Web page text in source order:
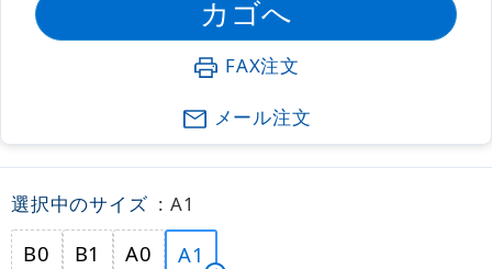
FAX注文
メール注文
選択中のサイズ : A1
B0 B1 A0 A1